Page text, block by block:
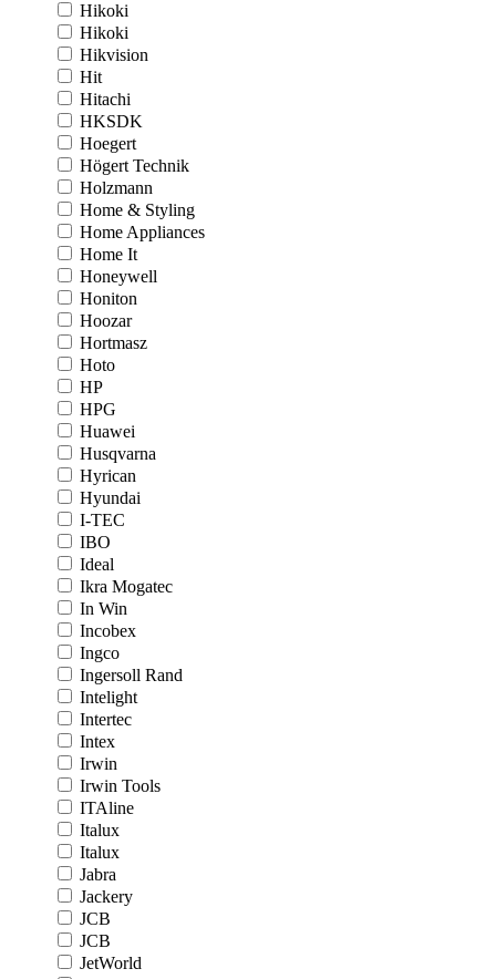
Hikoki
Hikoki
Hikvision
Hit
Hitachi
HKSDK
Hoegert
Högert Technik
Holzmann
Home & Styling
Home Appliances
Home It
Honeywell
Honiton
Hoozar
Hortmasz
Hoto
HP
HPG
Huawei
Husqvarna
Hyrican
Hyundai
I-TEC
IBO
Ideal
Ikra Mogatec
In Win
Incobex
Ingco
Ingersoll Rand
Intelight
Intertec
Intex
Irwin
Irwin Tools
ITAline
Italux
Italux
Jabra
Jackery
JCB
JCB
JetWorld